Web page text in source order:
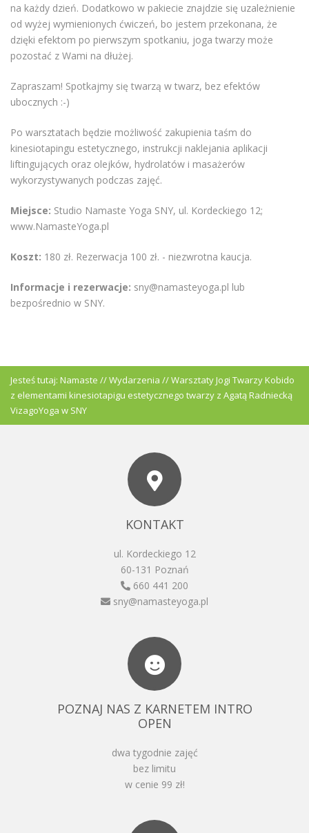
na każdy dzień. Dodatkowo w pakiecie znajdzie się uzależnienie
od wyżej wymienionych ćwiczeń, bo jestem przekonana, że
dzięki efektom po pierwszym spotkaniu, joga twarzy może
pozostać z Wami na dłużej.
Zapraszam! Spotkajmy się twarzą w twarz, bez efektów
ubocznych :-)
Po warsztatach będzie możliwość zakupienia taśm do
kinesiotapingu estetycznego, instrukcji naklejania aplikacji
liftingujących oraz olejków, hydrolatów i masażerów
wykorzystywanych podczas zajęć.
Miejsce: Studio Namaste Yoga SNY, ul. Kordeckiego 12;
www.NamasteYoga.pl
Koszt: 180 zł. Rezerwacja 100 zł. - niezwrotna kaucja.
Informacje i rezerwacje: sny@namasteyoga.pl lub
bezpośrednio w SNY.
Jesteś tutaj: Namaste //Wydarzenia //Warsztaty Jogi Twarzy Kobido
z elementami kinesiotapigu estetycznego twarzy z Agatą Radniecką
VizagoYoga w SNY
KONTAKT
ul. Kordeckiego 12
60-131 Poznań
660 441 200
sny@namasteyoga.pl
POZNAJ NAS Z KARNETEM INTRO
OPEN
dwa tygodnie zajęć
bez limitu
w cenie 99 zł!